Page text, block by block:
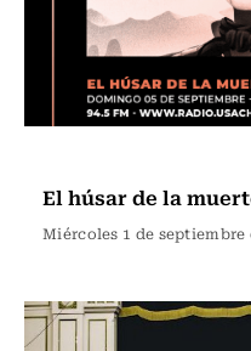
El húsar de la
Miércoles 1 de septiembre